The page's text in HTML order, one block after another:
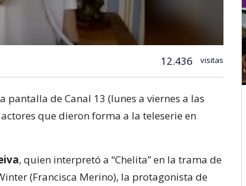
12.436 visitas
pantalla de Canal 13 (lunes a viernes a las
que dieron forma a la teleserie en
, quien interpretó a “Chelita” en la trama de
(Francisca Merino), la protagonista de